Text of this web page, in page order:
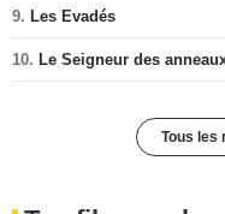
9. Les Evadés
10. Le Seigneur des
Tous les